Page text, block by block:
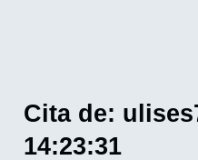
Cita de:
14:23:31